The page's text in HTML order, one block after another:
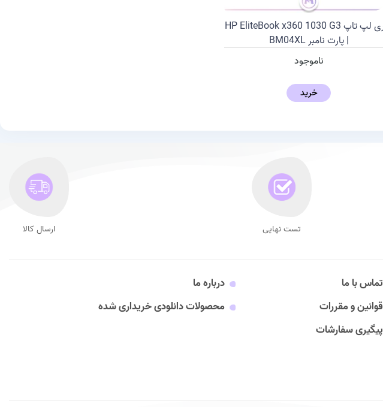
باتری لپ تاپ HP EliteBook x360 1030 G3
| پارت نامبر BM04XL
ناموجود
خرید
تست نهایی ارسال کالا
تماس با ما
درباره ما
قوانین و مقررات
محصولات دانلودی خریداری شده
پیگیری سفارشات